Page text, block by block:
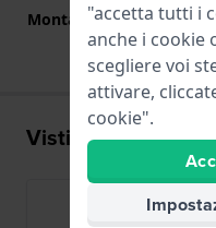
Montatura dritta
Visti di recente
"accetta tutti i
anche i cookie
scegliere voi
attivare,
cookie".